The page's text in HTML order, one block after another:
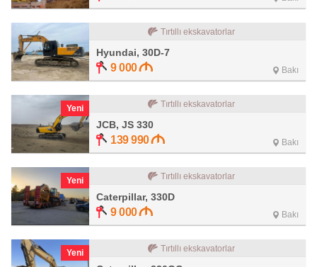
Tırtıllı ekskavatorlar
Hyundai, 30D-7
9 000 Bakı
Yeni Tırtıllı ekskavatorlar
JCB, JS 330
139 990 Bakı
Yeni Tırtıllı ekskavatorlar
Caterpillar, 330D
9 000 Bakı
Yeni Tırtıllı ekskavatorlar